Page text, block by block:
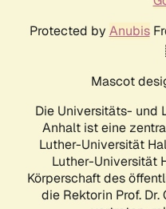
Protected by Anubis
Mascot
Die Universitäts- und
Anhalt ist eine
Luther-Universität
Luther-Universität
Körperschaft des
die Rektorin Prof.